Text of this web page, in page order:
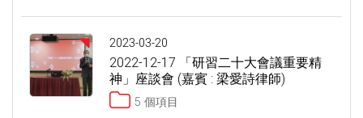
2023-03-20
2022-12-17 「研習二十大會議重要精
神」座談會 (嘉賓 : 梁愛詩律師)
5 個項目